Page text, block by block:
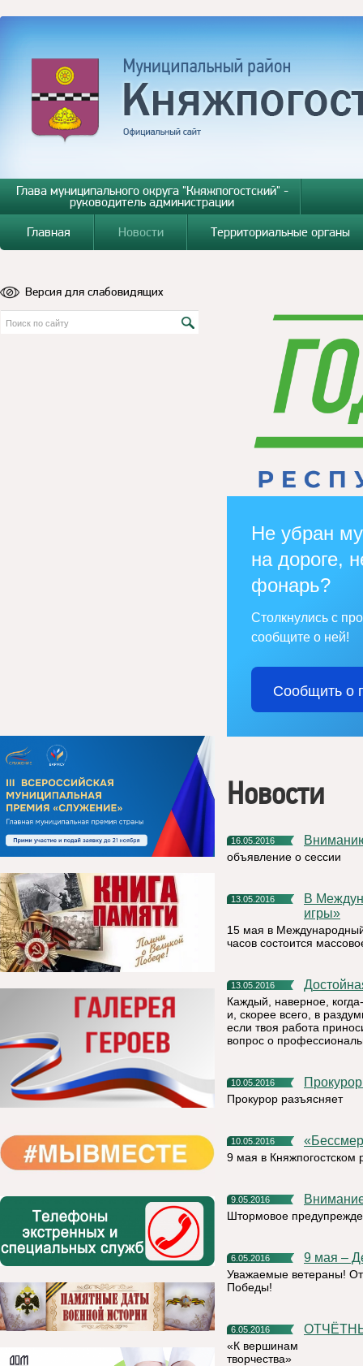
Глава муниципального округа "Княжпогостский" -
руководитель администрации
Главная
Новости Территориальные органы
Версия для слабовидящих
Не убран
на дороге,
фонарь?
Столкнулись с
сообщите о ней!
Сообщить о
Новости
16.05.2016
объявление о сессии
13.05.2016
В Международный день семьи в Емве пройдут «Семейные
игры»
15 мая в
часов состоится
13.05.2016
Каждый, наверное,
и, скорее всего, в
если твоя работа
вопрос о
10.05.2016
Прокурор разъясняет
10.05.2016
9 мая в
9.05.2016
Штормовое
6.05.2016 9 мая –
Уважаемые ветераны!
Победы!
6.05.2016
«К вершинам
творчества»